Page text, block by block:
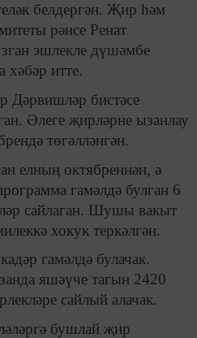
белдергән. Җир һәм
рәисе Ренат
эшлекле дүшәмбе
хәбәр итте.
Дәрвишләр бистәсе
Әлеге җирләрне ызанлау
төгәлләнгән.
елның октябреннән, ә
гамәлдә булган 6
сайлаган. Шушы вакыт
хокук теркәлгән.
гамәлдә булачак.
яшәүче тагын 2420
сайлый алачак.
бушлай җир